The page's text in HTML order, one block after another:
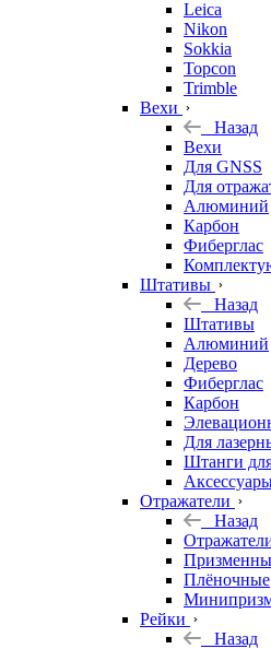
Leica
Nikon
Sokkia
Topcon
Trimble
Вехи
Назад
Вехи
Для GNSS
Для
Алюминий
Карбон
Фиберглас
Штативы
Назад
Штативы
Алюминий
Дерево
Фиберглас
Карбон
Для
Штанги
Отражатели
Назад
Плёночные
Рейки
Назад